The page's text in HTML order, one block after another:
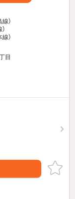
）
）
目